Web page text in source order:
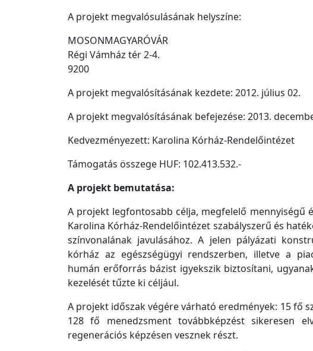
A projekt megvalósulásának helyszíne:
MOSONMAGYARÓVÁR
Régi Vámház tér 2-4.
9200
A projekt megvalósításának kezdete: 2012. július 02.
A projekt megvalósításának befejezése: 2013.
Kedvezményezett: Karolina Kórház-Rendelőintézet
Támogatás összege HUF: 102.413.532.-
A projekt bemutatása:
A projekt legfontosabb célja, megfelelő mennyiségű
Karolina Kórház-Rendelőintézet szabályszerű és
színvonalának javulásához. A jelen pályázati
kórház az egészségügyi rendszerben, illetve a
humán erőforrás bázist igyekszik biztosítani,
kezelését tűzte ki céljául.
A projekt időszak végére várható eredmények: 15 fő
128 fő menedzsment továbbképzést sikeresen
regenerációs képzésen vesznek részt.